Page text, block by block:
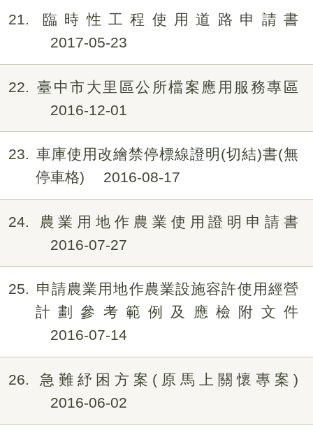
21
臨時性工程使用道路申請書
2017-05-23
22
臺中市大里區公所檔案應用服務專區
2016-12-01
23
車庫使用改繪禁停標線證明(切結)書(無
停車格)
2016-08-17
24
農業用地作農業使用證明申請書
2016-07-27
25
申請農業用地作農業設施容許使用經營
計劃參考範例及應檢附文件
2016-07-14
26
急難紓困方案(原馬上關懷專案)
2016-06-02